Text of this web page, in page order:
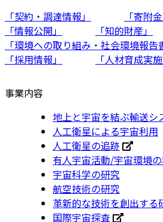
「契約・調達情報」
「寄附金
「情報公開」
「知的財産」
「環境への取り組み・社会環境報告
「採用情報」
「人材育成実施
事業内容
地上と宇宙を結ぶ輸送シ
人工衛星による宇宙利用
人工衛星の追跡
有人宇宙活動/宇宙環境
宇宙科学の研究
航空技術の研究
革新的な技術を創出する
国際宇宙探査